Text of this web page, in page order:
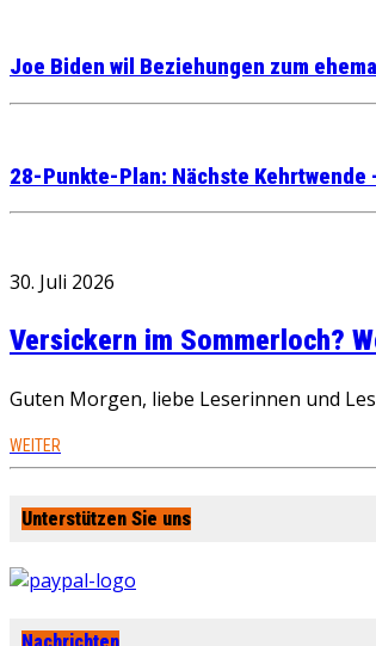
Joe Biden wil Beziehungen zum
28-Punkte-Plan: Nächste Kehrtwende
30. Juli 2026
Versickern im Sommerloch?
Guten Morgen, liebe Leserinnen und
WEITER
Unterstützen Sie uns